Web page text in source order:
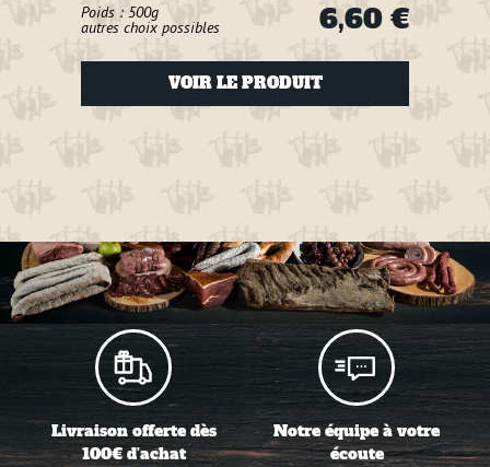
Poids : 500g
autres choix possibles 6,60 €
VOIR LE PRODUIT
Livraison offerte dès
100€ d'achat
Notre équipe à votre
écoute